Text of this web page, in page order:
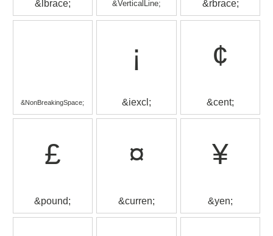
&lbrace; &VerticalLine; &rbrace;
&NonBreakingSpace;
¡
&iexcl;
¢
&cent;
£
&pound;
¤
&curren;
¥
&yen;